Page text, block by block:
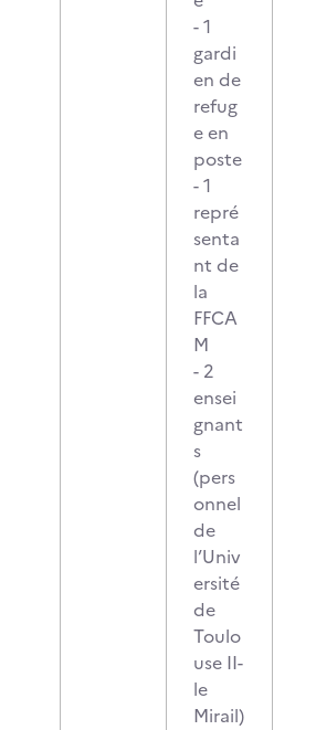
- 1
gardi
en de
refug
e en
poste
- 1
repré
senta
nt de
la
FFCA
M
- 2
ensei
gnant
s
(pers
onnel
de
l’Univ
ersité
de
Toulo
use II-
le
Mirail)